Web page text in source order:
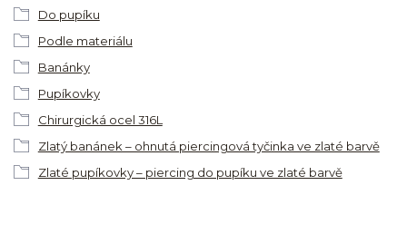
Do pupíku
Podle materiálu
Banánky
Pupíkovky
Chirurgická ocel 316L
Zlatý banánek – ohnutá piercingová tyčinka ve zlaté barvě
Zlaté pupíkovky – piercing do pupíku ve zlaté barvě